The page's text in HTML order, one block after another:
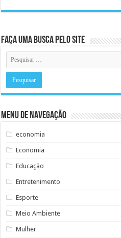
Faça uma busca pelo Site
Menu de Navegação
economia
Economia
Educação
Entretenimento
Esporte
Meio Ambiente
Mulher